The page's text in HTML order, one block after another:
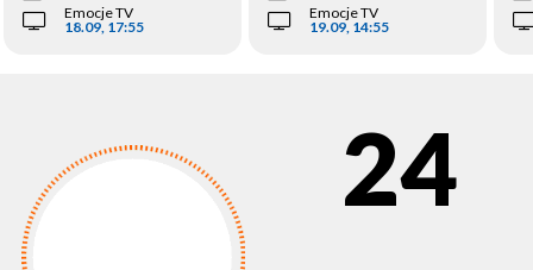
Emocje TV
18.09, 17:55
Emocje TV
19.09, 14:55
24